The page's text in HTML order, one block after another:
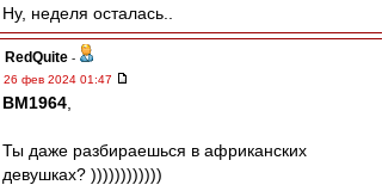
Ну, неделя осталась..
RedQuite -
26 фев 2024 01:47
BM1964
Ты даже разбираешься в африканских
девушках? ))))))))))))